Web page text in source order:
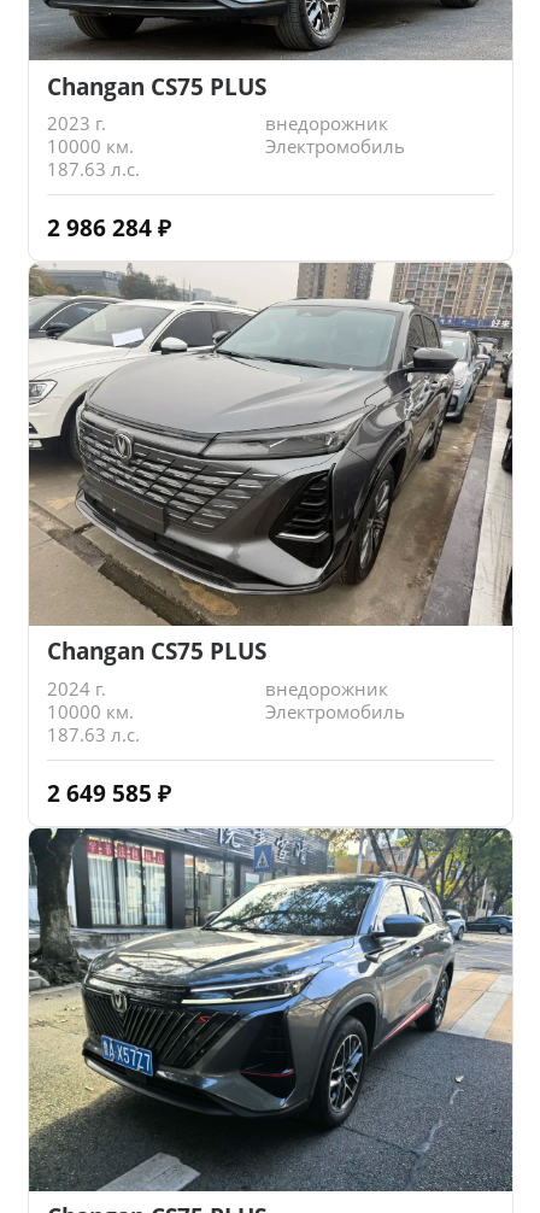
Changan CS75 PLUS
2023 г.
внедорожник
10000 км.
Электромобиль
187.63 л.с.
2 986 284 ₽
Changan CS75 PLUS
2024 г.
внедорожник
10000 км.
Электромобиль
187.63 л.с.
2 649 585 ₽